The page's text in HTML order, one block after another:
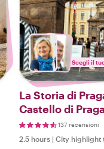
Scegli il
La Storia di
Castello di
del Castello
137 recensioni
2.5 hours | City highlight